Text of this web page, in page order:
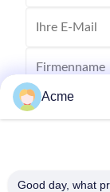
Acme
Good day, what